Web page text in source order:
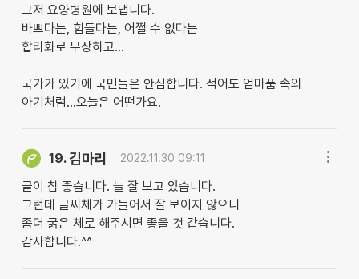
그저 요양병원에 보냅니다.
바쁘다는, 힘들다는, 어쩔 수 없다는
합리화로 무장하고...
국가가 있기에 국민들은 안심합니다. 적어도 엄마품 속의
아기처럼...오늘은 어떤가요.
19.김마리 2022.11.30 09:11
글이 참 좋습니다. 늘 잘 보고 있습니다.
그런데 글씨체가 가늘어서 잘 보이지 않으니
좀더 굵은 체로 해주시면 좋을 것 같습니다.
감사합니다.^^